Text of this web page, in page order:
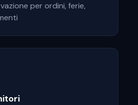
per ordini, ferie,